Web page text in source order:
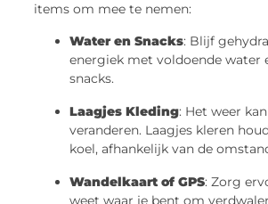
items om mee te nemen:
Water en Snacks: Blijf
energiek met voldoende water
snacks.
Laagjes Kleding: Het weer
veranderen. Laagjes kleren
koel, afhankelijk van de
Wandelkaart of GPS: Zorg
weet waar je bent om